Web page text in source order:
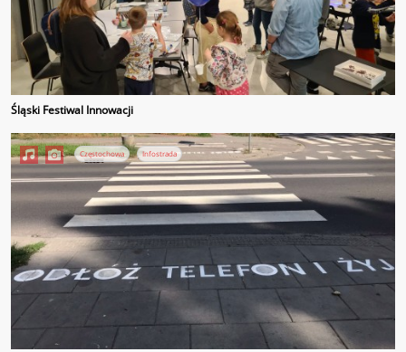
Śląski Festiwal Innowacji
Częstochowa Infostrada